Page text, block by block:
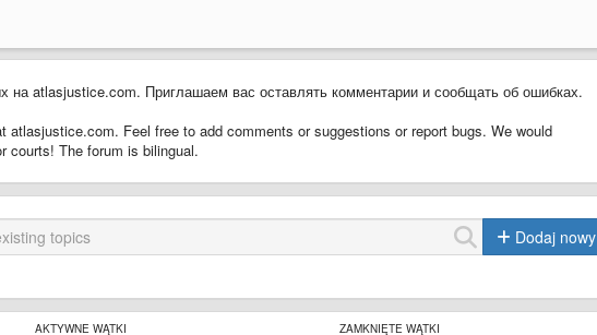
atlasjustice.com. Приглашаем вас оставлять комментарии и сообщать об ошибках.
Feel free to add comments or suggestions or report bugs. We would
courts! The forum is bilingual.
Dodaj nowy
AKTYWNE WĄTKI ZAMKNIĘTE WĄTKI